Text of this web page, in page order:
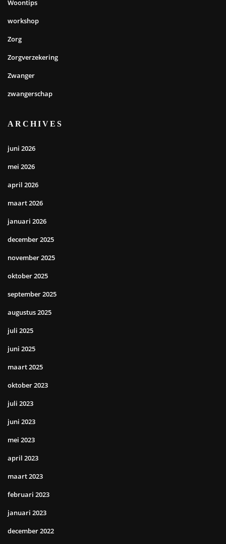
Woontips
workshop
Zorg
Zorgverzekering
Zwanger
zwangerschap
ARCHIVES
juni 2026
mei 2026
april 2026
maart 2026
januari 2026
december 2025
november 2025
oktober 2025
september 2025
augustus 2025
juli 2025
juni 2025
maart 2025
oktober 2023
juli 2023
juni 2023
mei 2023
april 2023
maart 2023
februari 2023
januari 2023
december 2022